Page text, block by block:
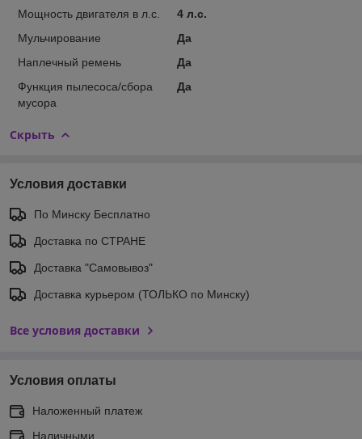
Мощность двигателя в л.с.
4 л.с.
Мульчирование
Да
Наплечный ремень
Да
Функция пылесоса/сбора
мусора
Да
Скрыть
Условия доставки
По Минску Бесплатно
Доставка по СТРАНЕ
Доставка "Самовывоз"
Доставка курьером (ТОЛЬКО по Минску)
Все условия доставки
Условия оплаты
Наложенный платеж
Наличными